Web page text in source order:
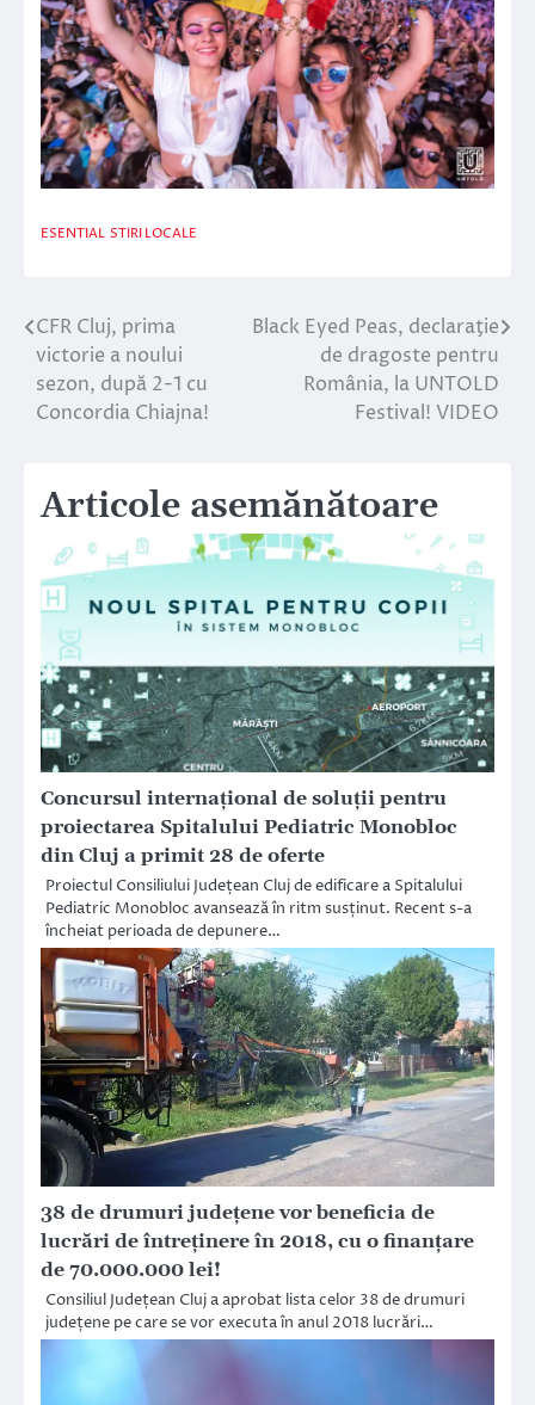
ESENTIAL STIRI LOCALE
Navigare
în
articole
CFR Cluj, prima
victorie a noului
sezon, după 2-1 cu
Concordia Chiajna!
Black Eyed Peas, declaraţie
de dragoste pentru
România, la UNTOLD
Festival! VIDEO
Articole asemănătoare
Concursul internațional de soluții pentru
proiectarea Spitalului Pediatric Monobloc
din Cluj a primit 28 de oferte
Proiectul Consiliului Județean Cluj de edificare a Spitalului
Pediatric Monobloc avansează în ritm susținut. Recent s-a
încheiat perioada de depunere…
38 de drumuri județene vor beneficia de
lucrări de întreținere în 2018, cu o finanțare
de 70.000.000 lei!
Consiliul Județean Cluj a aprobat lista celor 38 de drumuri
județene pe care se vor executa în anul 2018 lucrări…